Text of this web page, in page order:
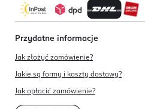
Przydatne informacje
Jak złożyć zamówienie?
Jakie są formy i koszty dostawy?
Jak opłacić zamówienie?